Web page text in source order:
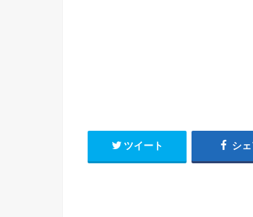
ツイート シ